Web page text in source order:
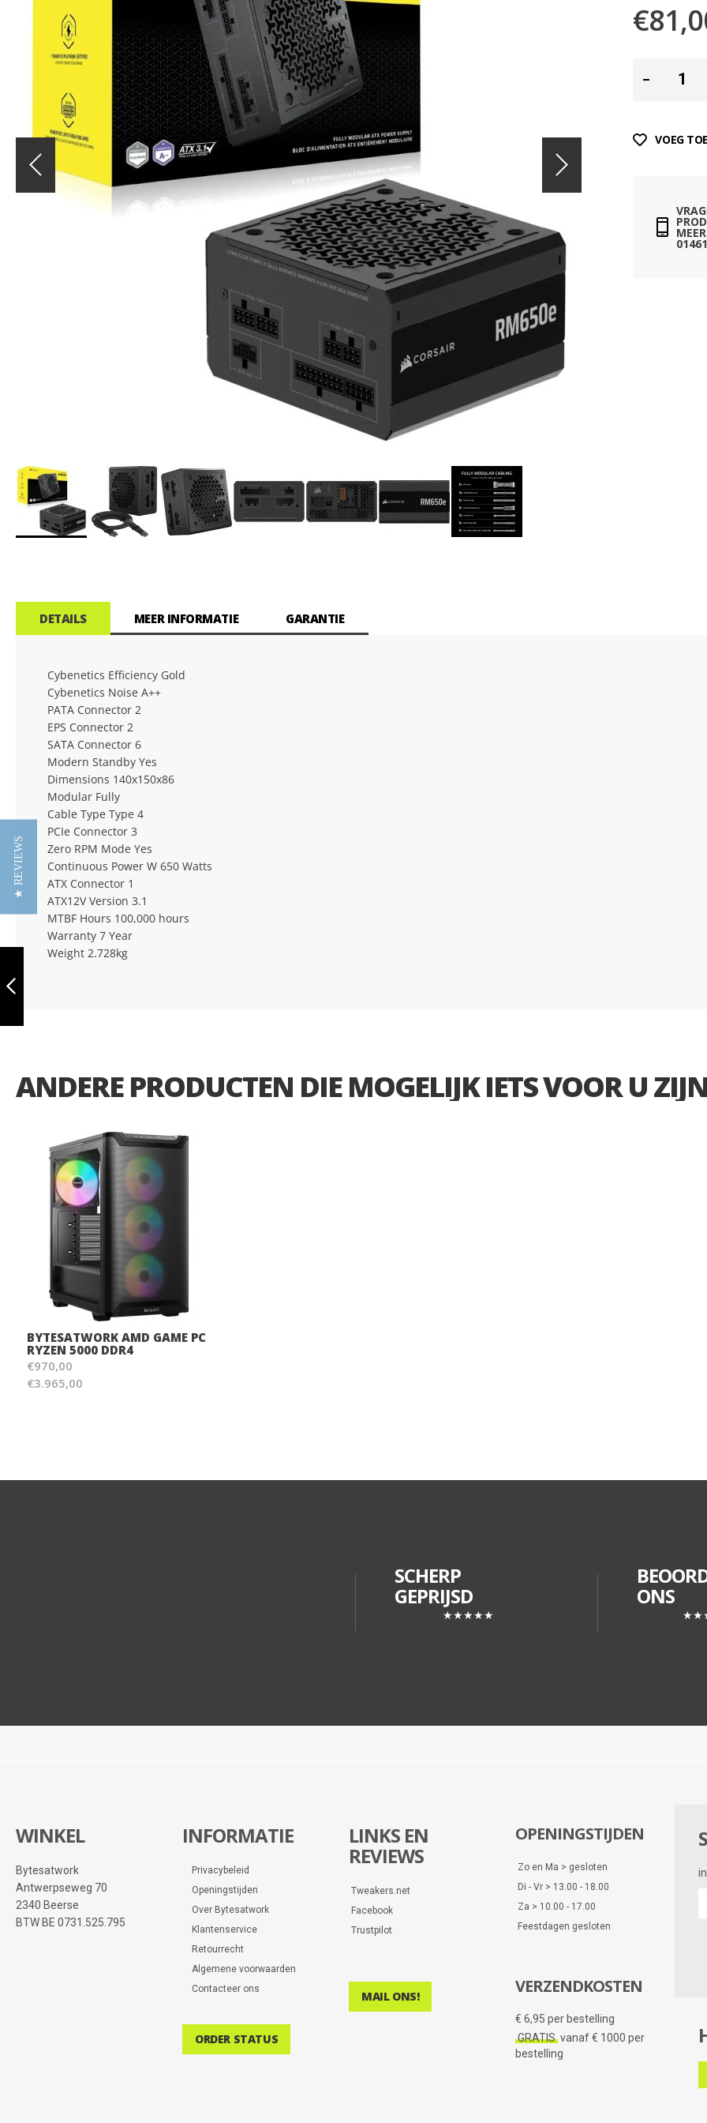
CORSAIR SF
afbeeldingen-
VOEG
DETAILS
Cybenetics Efficiency Gold
Cybenetics Noise A++
PATA Connector 2
EPS Connector 2
SATA Connector 6
Modern Standby Yes
Dimensions 140x150x86
Modular Fully
Cable Type Type 4
PCIe Connector 3
Zero RPM Mode Yes
Continuous Power W 650 Watts
ATX Connector 1
ATX12V Version 3.1
MTBF Hours 100,000 hours
Warranty 7 Year
Weight 2.728kg
MEER INFORMATIE GARANTIE
ANDERE PRODUCTEN DIE MOGELIJK IETS VOOR U
BYTESATWORK AMD GAME PC
RYZEN 5000 DDR4
€970,00
€3.965,00
SCHERP
GEPRIJSD
★★★★★
ONS
WINKEL
Bytesatwork
Antwerpseweg 70
2340 Beerse
BTW BE 0731.525.795
INFORMATIE
Privacybeleid
Openingstijden
Over Bytesatwork
Klantenservice
Retourrecht
Algemene voorwaarden
Contacteer ons
ORDER STATUS
LINKS EN
REVIEWS
Tweakers.net
Facebook
Trustpilot
MAIL ONS!
OPENINGSTIJDEN
Zo en Ma > gesloten
Di - Vr > 13.00 - 18.00
Za > 10.00 - 17.00
Feestdagen gesloten
VERZENDKOSTEN
€ 6,95 per bestelling
GRATIS vanaf € 1000 per
bestelling
★ REVIEWS